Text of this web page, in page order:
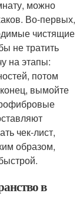
можно
Во-первых,
чистящие
не тратить
на этапы:
потом
вымойте
чек-лист,
образом,
в